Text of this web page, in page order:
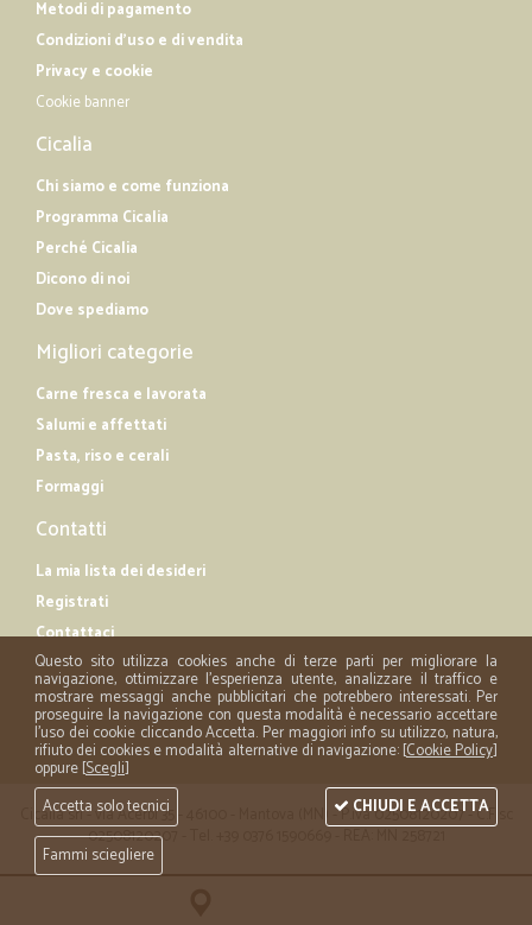
Metodi di pagamento
Condizioni d'uso e di vendita
Privacy e cookie
Cookie banner
Cicalia
Chi siamo e come funziona
Programma Cicalia
Perché Cicalia
Dicono di noi
Dove spediamo
Migliori categorie
Carne fresca e lavorata
Salumi e affettati
Pasta, riso e cerali
Formaggi
Contatti
La mia lista dei desideri
Registrati
Contattaci
Cicalia srl - via Acerbi 35 - 46100 - Mantova (MN) - P.iva 02508120207 - C.Fisc
02508120207 - Tel. +39 0376 1590669 - REA: MN 258721
Questo sito utilizza cookies anche di terze parti per migliorare la
navigazione, ottimizzare l'esperienza utente, analizzare il traffico e
mostrare messaggi anche pubblicitari che potrebbero interessati. Per
proseguire la navigazione con questa modalità è necessario accettare
l'uso dei cookie cliccando Accetta. Per maggiori info su utilizzo, natura,
rifiuto dei cookies e modalità alternative di navigazione: [Cookie Policy]
oppure [Scegli]
Accetta solo tecnici
Fammi sciegliere
CHIUDI E ACCETTA